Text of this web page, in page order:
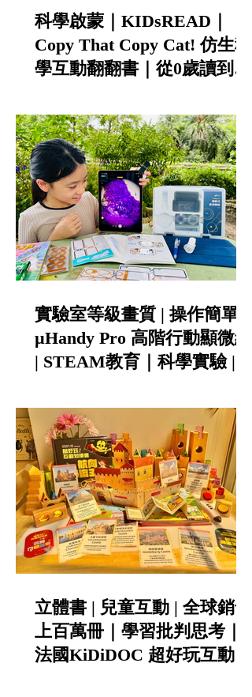
科學啟蒙｜KIDsREAD｜
Copy That Copy Cat! 仿生科
學互動翻翻書｜從0歲讀到小
實驗室等級畫質 | 操作簡單 |
µHandy Pro 高階行動顯微組
| STEAM教育｜科學實驗 |
立體書 | 兒童互動 | 全球銷售
上百萬冊｜學習批判思考｜
法國KiDiDOC 超好玩互動知